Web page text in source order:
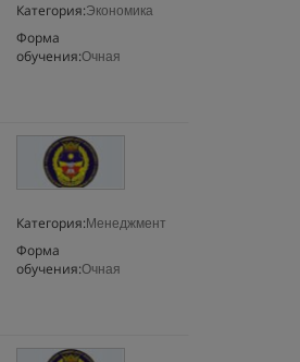
Категория:Экономика
Форма
обучения:Очная
Категория: Менеджмент
Форма
обучения:Очная